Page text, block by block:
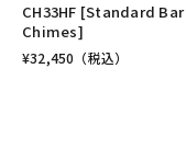
CH33HF [Standard Bar
Chimes]
¥32,450 （税込）